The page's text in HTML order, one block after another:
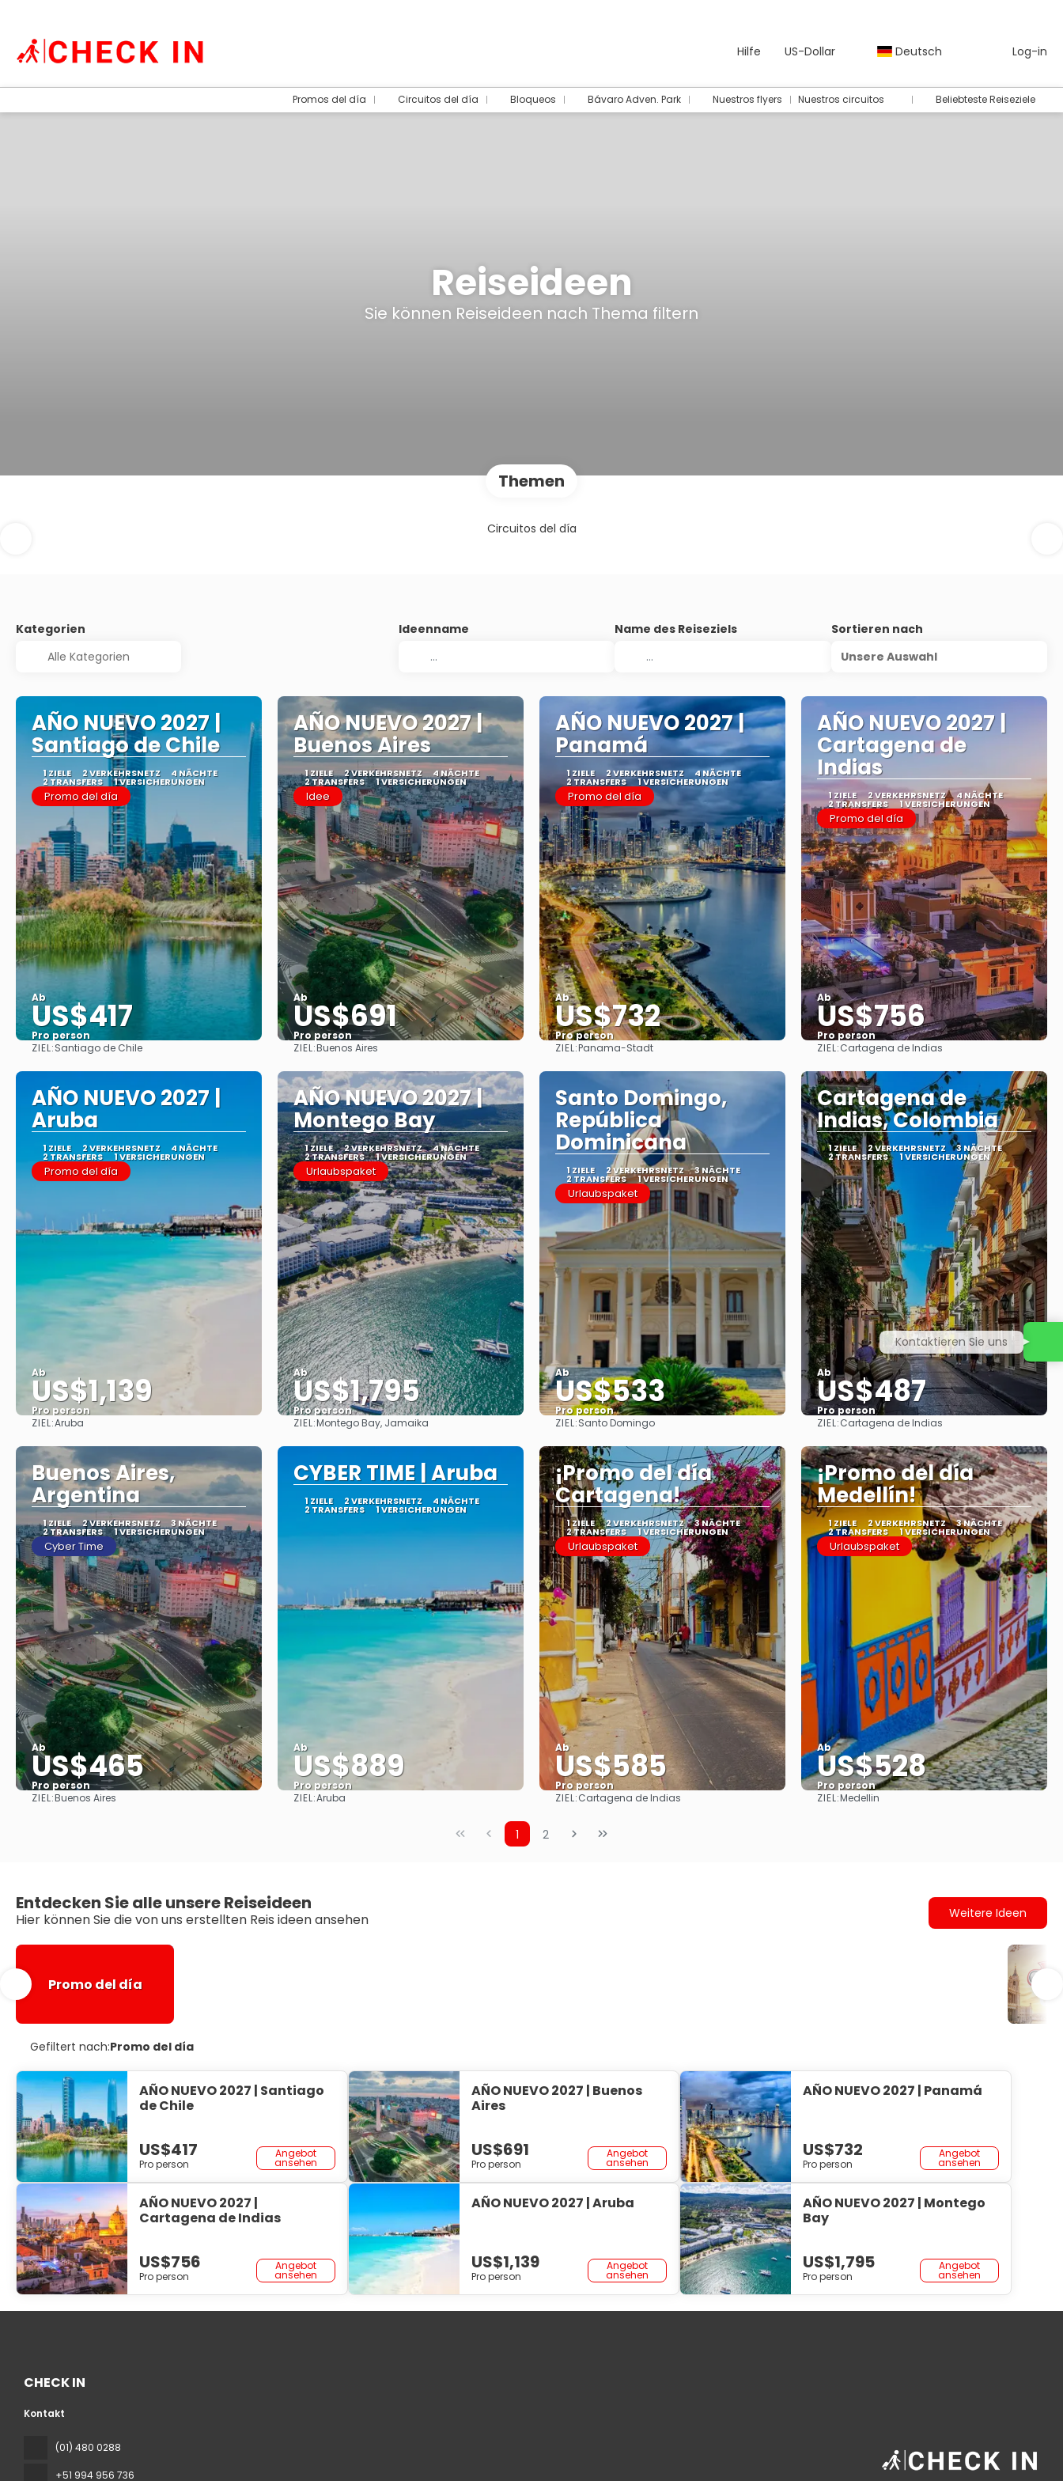
Hilfe US-Dollar Deutsch Log-in
Promos del día Circuitos del día Bloqueos Bávaro Adven. Park Nuestros flyers Nuestros circuitos Beliebteste Reiseziele
Reiseideen
Sie können Reiseideen nach Thema filtern
Themen
Circuitos del día
Kategorien Ideenname Name des Reiseziels
Sortieren nach
Unsere Auswahl
AÑO NUEVO 2027 |
Santiago de Chile
1 ZIELE 2 VERKEHRSNETZ 4 NÄCHTE
2 TRANSFERS 1 VERSICHERUNGEN
Promo del día
Ab
US$417
Pro person
Sehen
ZIEL:Santiago de Chile
AÑO NUEVO 2027 |
Buenos Aires
1 ZIELE 2 VERKEHRSNETZ 4 NÄCHTE
2 TRANSFERS 1 VERSICHERUNGEN
Idee
Ab
US$691
Pro person
ZIEL:Buenos Aires
AÑO NUEVO 2027 |
Panamá
1 ZIELE 2 VERKEHRSNETZ 4 NÄCHTE
2 TRANSFERS 1 VERSICHERUNGEN
Promo del día
Ab
US$732
Pro person
Sehen
ZIEL:Panama-Stadt
AÑO NUEVO 2027 |
Cartagena de
Indias
1 ZIELE 2 VERKEHRSNETZ 4 NÄCHTE
2 TRANSFERS 1 VERSICHERUNGEN
Promo del día
Ab
US$756
Pro person
Sehen
ZIEL:Cartagena de Indias
AÑO NUEVO 2027 |
Aruba
1 ZIELE 2 VERKEHRSNETZ 4 NÄCHTE
2 TRANSFERS 1 VERSICHERUNGEN
Promo del día
Ab
US$1,139
Pro person
ZIEL:Aruba
AÑO NUEVO 2027 |
Montego Bay
1 ZIELE 2 VERKEHRSNETZ 4 NÄCHTE
2 TRANSFERS 1 VERSICHERUNGEN
Urlaubspaket
Ab
US$1,795
Pro person
Sehen
ZIEL:Montego Bay, Jamaika
Santo Domingo,
República
Dominicana
1 ZIELE 2 VERKEHRSNETZ 3 NÄCHTE
2 TRANSFERS 1 VERSICHERUNGEN
Urlaubspaket
Ab
US$533
Pro person
Sehen
ZIEL:Santo Domingo
Cartagena de
Indias, Colombia
1 ZIELE 2 VERKEHRSNETZ 3 NÄCHTE
2 TRANSFERS 1 VERSICHERUNGEN
Ab
US$487
Pro person
Sehen
ZIEL:Cartagena de Indias
Buenos Aires,
Argentina
1 ZIELE 2 VERKEHRSNETZ 3 NÄCHTE
2 TRANSFERS 1 VERSICHERUNGEN
Cyber Time
Ab
US$465
Pro person
ZIEL:Buenos Aires
CYBER TIME | Aruba
1 ZIELE 2 VERKEHRSNETZ 4 NÄCHTE
2 TRANSFERS 1 VERSICHERUNGEN
Ab
US$889
Pro person
ZIEL:Aruba
¡Promo del día
Cartagena!
1 ZIELE 2 VERKEHRSNETZ 3 NÄCHTE
2 TRANSFERS 1 VERSICHERUNGEN
Urlaubspaket
Ab
US$585
Pro person
Sehen
ZIEL:Cartagena de Indias
¡Promo del día
Medellín!
1 ZIELE 2 VERKEHRSNETZ 3 NÄCHTE
2 TRANSFERS 1 VERSICHERUNGEN
Urlaubspaket
Ab
US$528
Pro person
ZIEL:Medellin
1 2
Entdecken Sie alle unsere Reiseideen
Hier können Sie die von uns erstellten Reis ideen ansehen Weitere Ideen
Promo del día
Gefiltert nach:Promo del día
AÑO NUEVO 2027 | Santiago
de Chile
US$417
Pro person
Angebot
ansehen
AÑO NUEVO 2027 | Buenos
Aires
US$691
Pro person
Angebot
ansehen
AÑO NUEVO 2027 | Panamá
US$732
Pro person
Angebot
ansehen
AÑO NUEVO 2027 |
Cartagena de Indias
US$756
Pro person
Angebot
ansehen
AÑO NUEVO 2027 | Aruba
US$1,139
Pro person
Angebot
ansehen
AÑO NUEVO 2027 | Montego
Bay
US$1,795
Pro person
Angebot
ansehen
CHECK IN
Kontakt
(01) 480 0288
+51 994 956 736
Kontaktieren Sie uns